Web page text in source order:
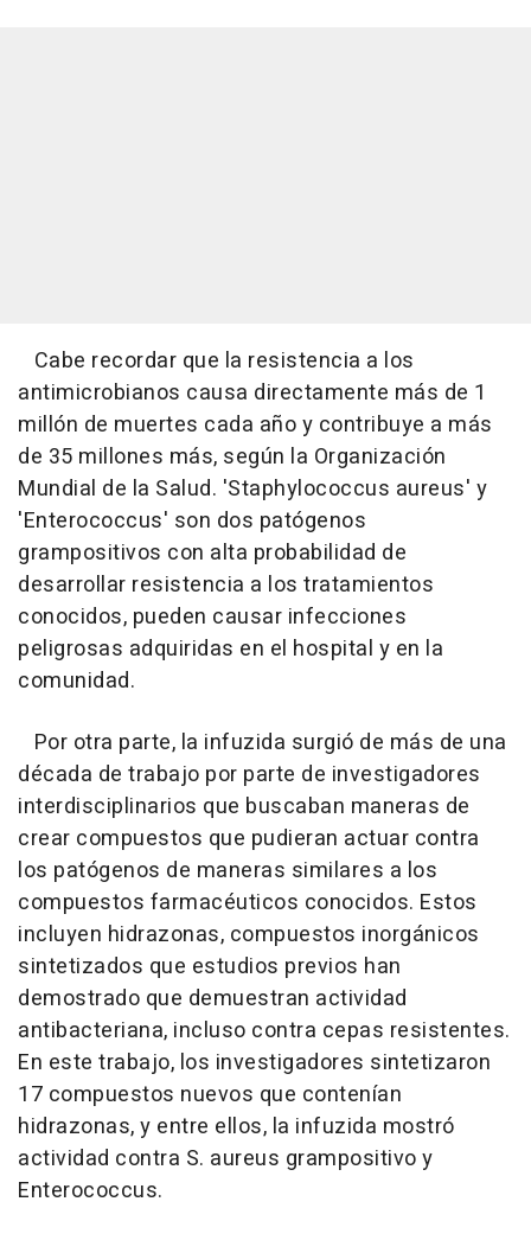
Cabe recordar que la resistencia a los
antimicrobianos causa directamente más de 1
millón de muertes cada año y contribuye a más
de 35 millones más, según la Organización
Mundial de la Salud. 'Staphylococcus aureus' y
'Enterococcus' son dos patógenos
grampositivos con alta probabilidad de
desarrollar resistencia a los tratamientos
conocidos, pueden causar infecciones
peligrosas adquiridas en el hospital y en la
comunidad.
Por otra parte, la infuzida surgió de más de una
década de trabajo por parte de investigadores
interdisciplinarios que buscaban maneras de
crear compuestos que pudieran actuar contra
los patógenos de maneras similares a los
compuestos farmacéuticos conocidos. Estos
incluyen hidrazonas, compuestos inorgánicos
sintetizados que estudios previos han
demostrado que demuestran actividad
antibacteriana, incluso contra cepas resistentes.
En este trabajo, los investigadores sintetizaron
17 compuestos nuevos que contenían
hidrazonas, y entre ellos, la infuzida mostró
actividad contra S. aureus grampositivo y
Enterococcus.